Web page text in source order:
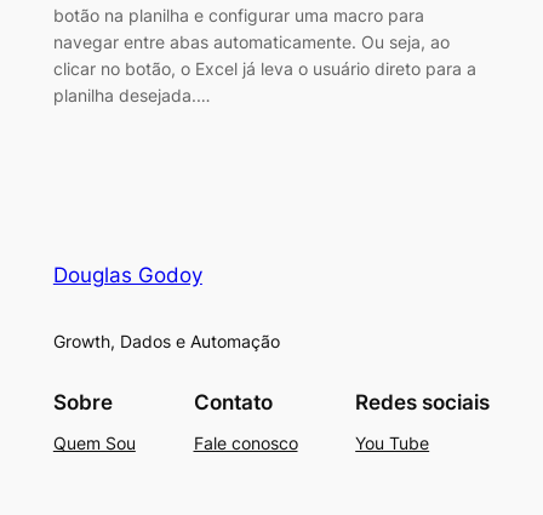
botão na planilha e configurar uma macro para
navegar entre abas automaticamente. Ou seja, ao
clicar no botão, o Excel já leva o usuário direto para a
planilha desejada.…
Douglas Godoy
Growth, Dados e Automação
Sobre
Quem Sou
Contato
Fale conosco
Redes sociais
You Tube